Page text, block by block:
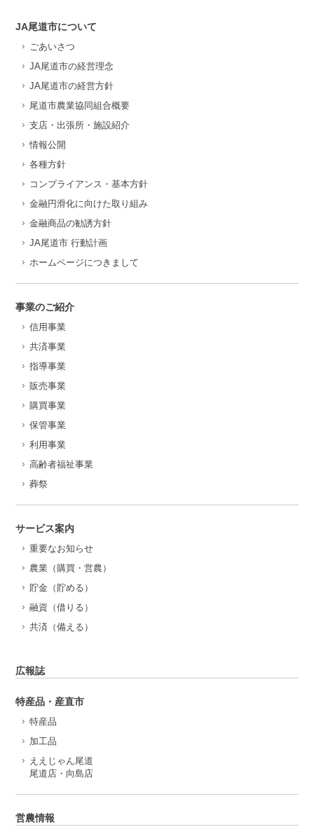
JA尾道市について
ごあいさつ
JA尾道市の経営理念
JA尾道市の経営方針
尾道市農業協同組合概要
支店・出張所・施設紹介
情報公開
各種方針
コンプライアンス・基本方針
金融円滑化に向けた取り組み
金融商品の勧誘方針
JA尾道市 行動計画
ホームページにつきまして
事業のご紹介
信用事業
共済事業
指導事業
販売事業
購買事業
保管事業
利用事業
高齢者福祉事業
葬祭
サービス案内
重要なお知らせ
農業（購買・営農）
貯金（貯める）
融資（借りる）
共済（備える）
広報誌
特産品・産直市
特産品
加工品
ええじゃん尾道
尾道店・向島店
営農情報